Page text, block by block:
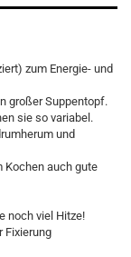
zum Energie- und
großer Suppentopf.
sie so variabel.
und
Kochen auch gute
noch viel Hitze!
Fixierung